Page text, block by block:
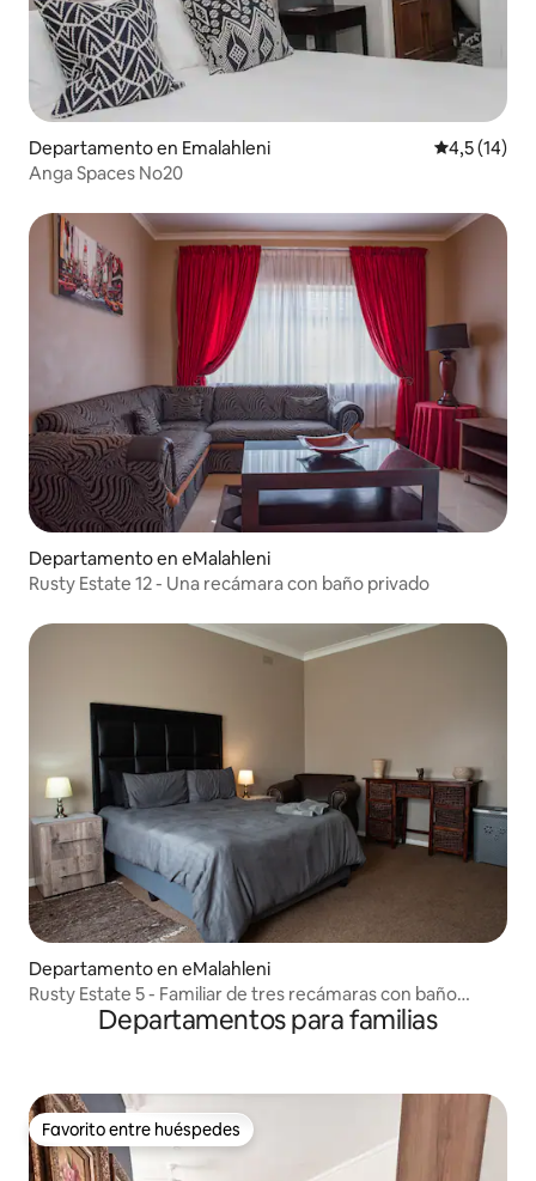
Departamento en Emalahleni Calificación
4,5 (14)
Anga Spaces No20
Departamento en eMalahleni
Rusty Estate 12 - Una recámara con baño privado
Departamento en eMalahleni
Rusty Estate 5 - Familiar de tres recámaras con baño
Departamentos para familias
Favorito entre huéspedes
Favorito entre huéspedes